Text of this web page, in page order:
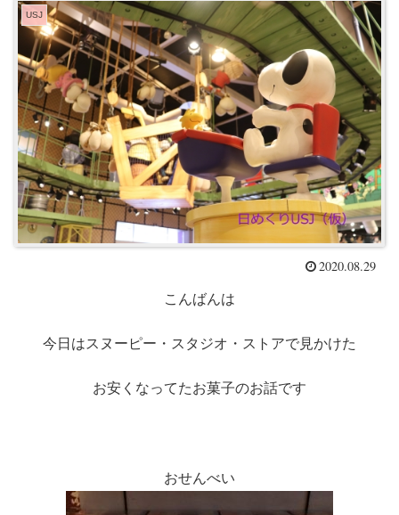
USJ
2020.08.29
こんばんは
今日はスヌーピー・スタジオ・ストアで見かけた
お安くなってたお菓子のお話です
おせんべい